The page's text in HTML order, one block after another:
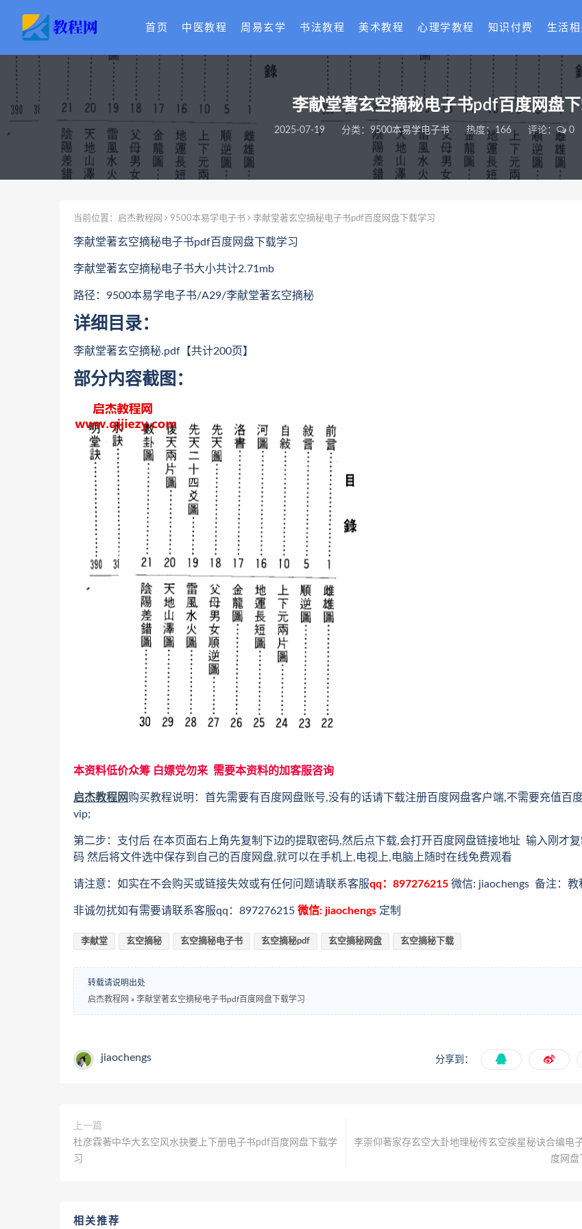
首页 中医教程 周易玄学 书法教程 美术教程 心理学教程 知识付费 生活相
李献堂著玄空摘秘电子书pdf百度网盘
2025-07-19 分类： 9500本易学电子书 热度：166 评论： 0
当前位置： 启杰教程网 9500本易学电子书 李献堂著玄空摘秘电子书pdf百度网盘下载学习
李献堂著玄空摘秘电子书pdf百度网盘下载学习
李献堂著玄空摘秘电子书大小共计2.71mb
路径：9500本易学电子书/A29/李献堂著玄空摘秘
详细目录：
李献堂著玄空摘秘.pdf【共计200页】
部分内容截图：
本资料低价众筹 白嫖党勿来 需要本资料的加客服咨询
启杰教程网购买教程说明：首先需要有百度网盘账号,没有的话请下载注册百度网盘客户端,不需要充值百
vip;
第二步：支付后 在本页面右上角先复制下边的提取密码,然后点下载,会打开百度网盘链接地址 输入刚才
码 然后将文件选中保存到自己的百度网盘,就可以在手机上,电视上,电脑上随时在线免费观看
请注意：如实在不会购买或链接失效或有任何问题请联系客服qq：897276215 微信: jiaochengs 备注：教
非诚勿扰如有需要请联系客服qq：897276215 微信: jiaochengs 定制
李献堂 玄空摘秘 玄空摘秘电子书 玄空摘秘pdf 玄空摘秘网盘 玄空摘秘下载
转载请说明出处
启杰教程网 » 李献堂著玄空摘秘电子书pdf百度网盘下载学习
jiaochengs 分享到：
上一篇
杜彦霖著中华大玄空风水抉要上下册电子书pdf百度网盘下载学
习
李崇仰著家存玄空大卦地理秘传玄空挨星秘诀合编电
度网盘
相关推荐